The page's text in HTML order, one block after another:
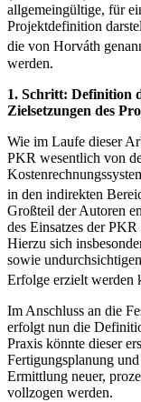
allgemeingültige, für
Projektdefinition
die von Horváth
werden.
1. Schritt: Definition
Zielsetzungen des
Wie im Laufe dieser
PKR wesentlich von
in den indirekten
Großteil der Autoren
des Einsatzes der
Hierzu sich
sowie
Erfolge erzielt werden
Im Anschluss an die
erfolgt nun die
Praxis könnte dieser
Fertigungsplanung
Ermittlung neuer,
vollzogen werden.